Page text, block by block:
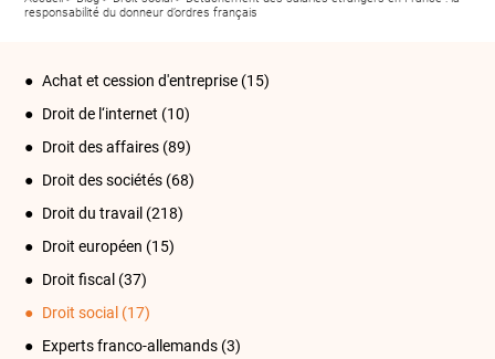
responsabilité du donneur d’ordres français
Achat et cession d'entreprise (15)
Droit de l‘internet (10)
Droit des affaires (89)
Droit des sociétés (68)
Droit du travail (218)
Droit européen (15)
Droit fiscal (37)
Droit social (17)
Experts franco-allemands (3)